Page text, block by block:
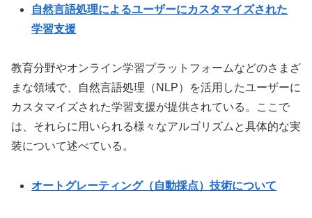
自然言語処理によるユーザーにカスタマイズされた
学習支援
教育分野やオンライン学習プラットフォームなどのさまざ
まな領域で、自然言語処理（NLP）を活用したユーザーに
カスタマイズされた学習支援が提供されている。ここで
は、それらに用いられる様々なアルゴリズムと具体的な実
装について述べている。
オートグレーティング（自動採点）技術について